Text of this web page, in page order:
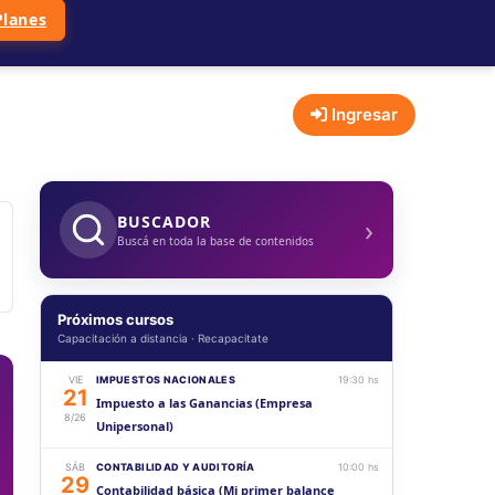
Ingresar
BUSCADOR
Buscá en toda la base de contenidos ›
Próximos cursos
Capacitación a distancia · Recapacitate
VIE
21
8/26
IMPUESTOS NACIONALES 19:30 hs
Impuesto a las Ganancias (Empresa
Unipersonal)
SÁB
29
CONTABILIDAD Y AUDITORÍA 10:00 hs
Contabilidad básica (Mi primer balance